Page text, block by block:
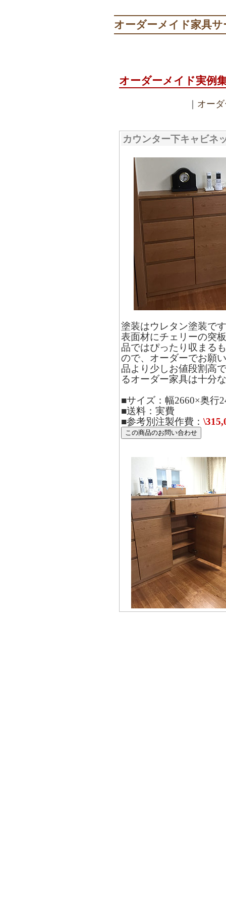
オーダーメイド家具サ
オーダーメイド実例
オー
カウンター下キャビネ
塗装はウレタン塗装で
表面材にチェリーの突
品ではぴったり収まる
ので、オーダーでお願
品より少しお値段割高
るオーダー家具は十分
■サイズ：幅2660×奥行
■送料：実費
■参考別注製作費：